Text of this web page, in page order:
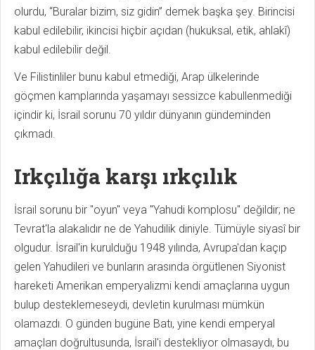
olurdu, “Buralar bizim, siz gidin” demek başka şey. Birincisi
kabul edilebilir, ikincisi hiçbir açıdan (hukuksal, etik, ahlakî)
kabul edilebilir değil.
Ve Filistinliler bunu kabul etmediği, Arap ülkelerinde
göçmen kamplarında yaşamayı sessizce kabullenmediği
içindir ki, İsrail sorunu 70 yıldır dünyanın gündeminden
çıkmadı.
Irkçılığa karşı ırkçılık
İsrail sorunu bir "oyun" veya "Yahudi komplosu" değildir; ne
Tevrat'la alakalıdır ne de Yahudilik diniyle. Tümüyle siyasî bir
olgudur. İsrail'in kurulduğu 1948 yılında, Avrupa'dan kaçıp
gelen Yahudileri ve bunların arasında örgütlenen Siyonist
hareketi Amerikan emperyalizmi kendi amaçlarına uygun
bulup desteklemeseydi, devletin kurulması mümkün
olamazdı. O günden bugüne Batı, yine kendi emperyal
amaçları doğrultusunda, İsrail'i destekliyor olmasaydı, bu